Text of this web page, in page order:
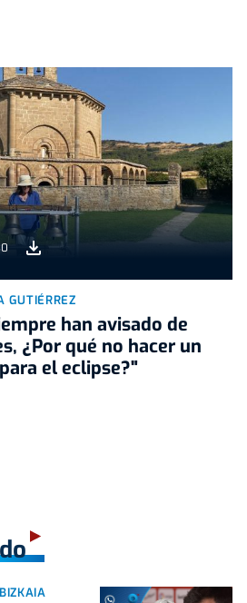
GUTIÉRREZ
han avisado de
¿Por qué no hacer un
el eclipse?"